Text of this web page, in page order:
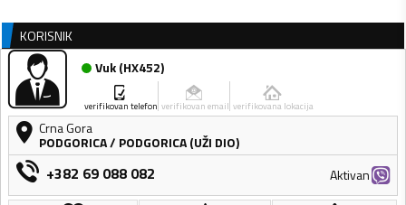
KORISNIK
Vuk(HX452)
verifikovan telefon verifikovan email verifikovana lokacija
Crna Gora
PODGORICA/ PODGORICA (UŽI DIO)
+382 69 088 082 Aktivan